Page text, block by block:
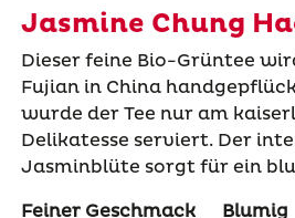
Jasmine Chung
Dieser feine Bio-Grüntee
Fujian in China
wurde der Tee nur am
Delikatesse serviert. Der
Jasminblüte sorgt für ein
Feiner Geschmack
Blumig